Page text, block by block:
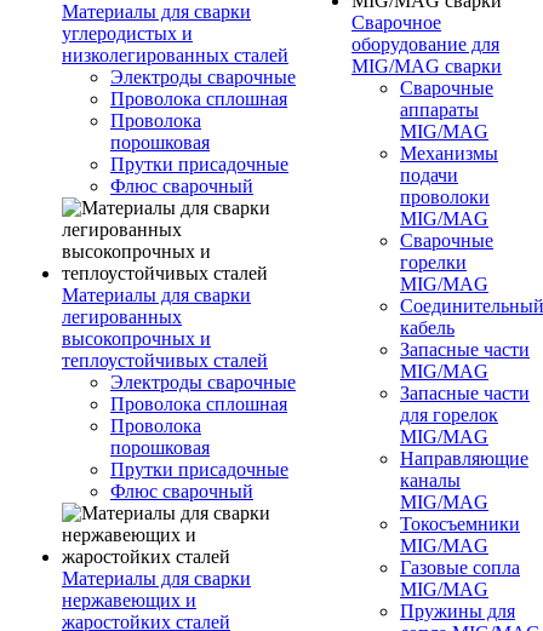
Материалы для сварки
углеродистых и
низколегированных сталей
Электроды сварочные
Проволока сплошная
Проволока
порошковая
Прутки присадочные
Флюс сварочный
Материалы для сварки
легированных
высокопрочных и
теплоустойчивых сталей
Электроды сварочные
Проволока сплошная
Проволока
порошковая
Прутки присадочные
Флюс сварочный
Материалы для сварки
нержавеющих и
жаростойких сталей
Сварочное
оборудование для
MIG/MAG сварки
Сварочные
аппараты
MIG/MAG
Механизмы
подачи
проволоки
MIG/MAG
Сварочные
горелки
MIG/MAG
Соединительный
кабель
Запасные части
MIG/MAG
Запасные части
для горелок
MIG/MAG
Направляющие
каналы
MIG/MAG
Токосъемники
MIG/MAG
Газовые сопла
MIG/MAG
Пружины для